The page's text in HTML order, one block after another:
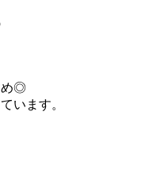
め◎
います。